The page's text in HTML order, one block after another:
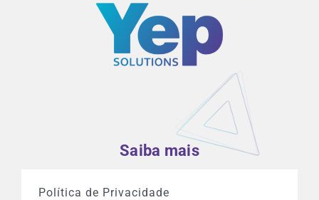
Saiba mais
Política de Privacidade